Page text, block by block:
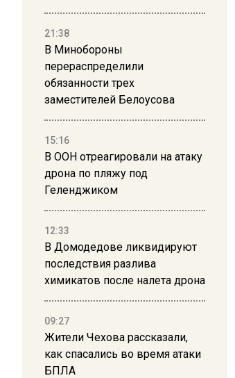
21:38
В Минобороны
перераспределили
обязанности трех
заместителей Белоусова
15:16
В ООН отреагировали на атаку
дрона по пляжу под
Геленджиком
12:33
В Домодедове ликвидируют
последствия разлива
химикатов после налета дрона
09:27
Жители Чехова рассказали,
как спасались во время атаки
БПЛА